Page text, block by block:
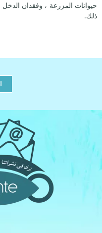
حيوانات المزرعة ، وفقدان
ذلك.